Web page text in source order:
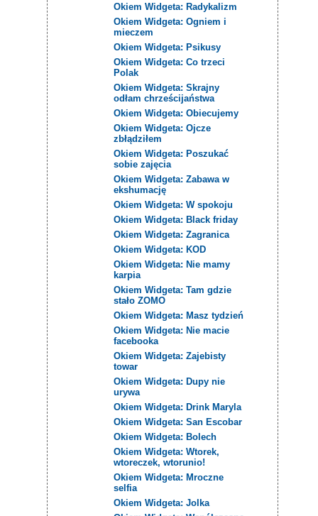
Okiem Widgeta: Radykalizm
Okiem Widgeta: Ogniem i
mieczem
Okiem Widgeta: Psikusy
Okiem Widgeta: Co trzeci
Polak
Okiem Widgeta: Skrajny
odłam chrześcijaństwa
Okiem Widgeta: Obiecujemy
Okiem Widgeta: Ojcze
zbłądziłem
Okiem Widgeta: Poszukać
sobie zajęcia
Okiem Widgeta: Zabawa w
ekshumację
Okiem Widgeta: W spokoju
Okiem Widgeta: Black friday
Okiem Widgeta: Zagranica
Okiem Widgeta: KOD
Okiem Widgeta: Nie mamy
karpia
Okiem Widgeta: Tam gdzie
stało ZOMO
Okiem Widgeta: Masz tydzień
Okiem Widgeta: Nie macie
facebooka
Okiem Widgeta: Zajebisty
towar
Okiem Widgeta: Dupy nie
urywa
Okiem Widgeta: Drink Maryla
Okiem Widgeta: San Escobar
Okiem Widgeta: Bolech
Okiem Widgeta: Wtorek,
wtoreczek, wtorunio!
Okiem Widgeta: Mroczne
selfia
Okiem Widgeta: Jolka